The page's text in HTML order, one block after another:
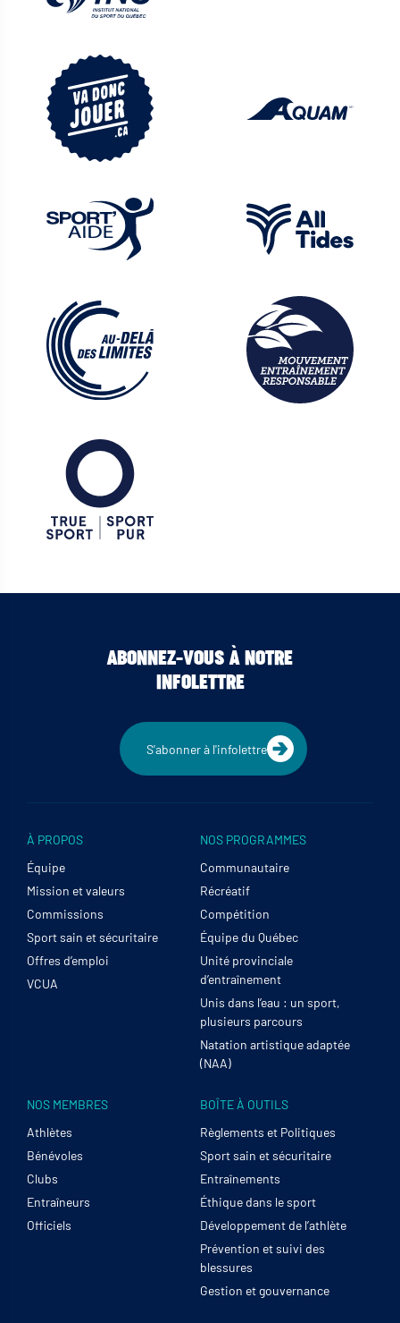
ABONNEZ-VOUS À NOTRE
INFOLETTRE
S'abonner à l'infolettre
À PROPOS
Équipe
Mission et valeurs
Commissions
Sport sain et sécuritaire
Offres d’emploi
VCUA
NOS PROGRAMMES
Communautaire
Récréatif
Compétition
Équipe du Québec
Unité provinciale
d’entraînement
Unis dans l’eau : un sport,
plusieurs parcours
Natation artistique adaptée
(NAA)
NOS MEMBRES
Athlètes
Bénévoles
Clubs
Entraîneurs
Officiels
BOÎTE À OUTILS
Règlements et Politiques
Sport sain et sécuritaire
Entraînements
Éthique dans le sport
Développement de l’athlète
Prévention et suivi des
blessures
Gestion et gouvernance